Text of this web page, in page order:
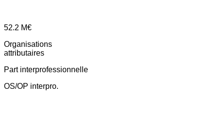
52.2 M€
Organisations
attributaires
Part interprofessionnelle
OS/OP interpro.